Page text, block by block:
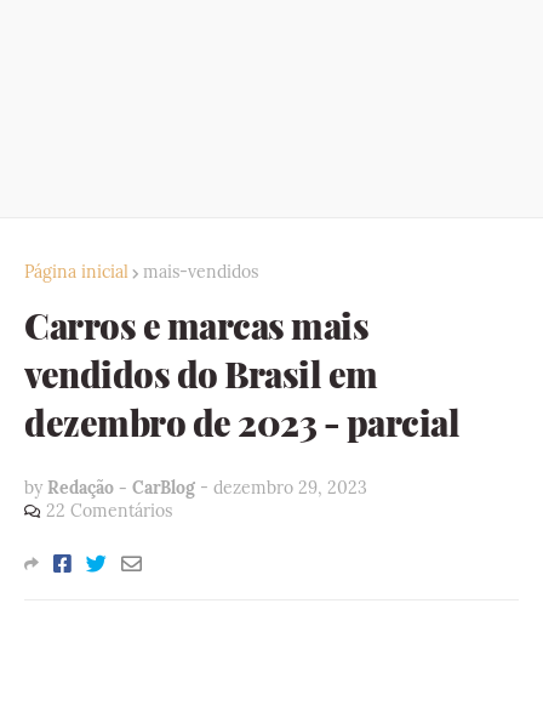
Página inicial mais-vendidos
Carros e marcas mais
vendidos do Brasil em
dezembro de 2023 - parcial
by Redação - CarBlog - dezembro 29, 2023
22 Comentários